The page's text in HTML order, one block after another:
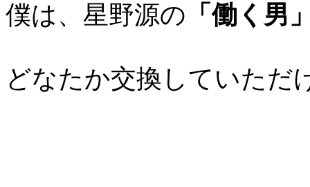
僕は、星野源の 「働く男
どなたか交換していただ